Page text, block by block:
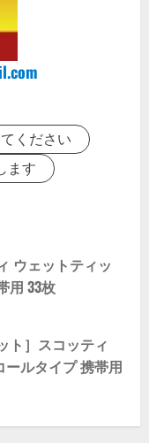
ください
ます
ウェットティッ
用 33枚
ト］スコッティ
ルタイプ 携帯用